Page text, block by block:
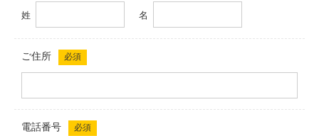
姓 名
ご住所 必須
電話番号 必須